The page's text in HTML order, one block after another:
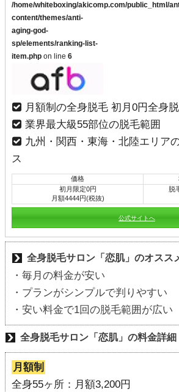
/home/whiteboxing/akicomp.com/public_html/
content/themes/anti-
aging-god-
sp/elements/ranking-list-
item.php on line 6
月額制の全身脱毛 初月0円全身
業界最大級55部位の脱毛範囲
九州・関西・東海・北陸エリア
ス
価格
初月限定0円
月額4444円(税抜)
脱
公式サイトへ
全身脱毛サロン「恋肌」のオスス
・毎月の料金が安い
・プランがシンプルで判りやすい
・安い料金で1回の脱毛範囲が広い
全身脱毛サロン「恋肌」の料金詳細
月額制
全身55ヶ所：月額3,200円